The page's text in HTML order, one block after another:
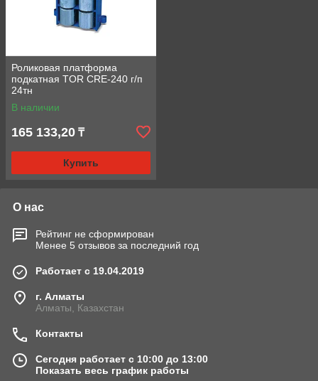
Роликовая платформа
подкатная TOR CRE-240 г/п
24тн
В наличии
165 133,20 ₸
Купить
О нас
Рейтинг не сформирован
Менее 5 отзывов за последний год
Работает с 19.04.2019
г. Алматы
Алматы, Казахстан
Контакты
Сегодня работает с 10:00 до 13:00
Показать весь график работы